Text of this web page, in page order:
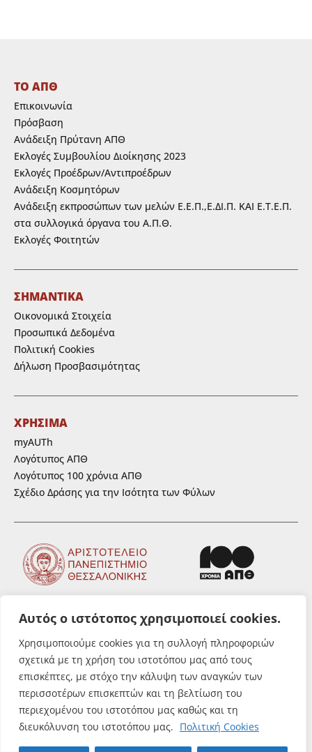
Αυτός ο ιστότοπος χρησιμοποιεί cookies.
Χρησιμοποιούμε cookies για τη συλλογή πληροφοριών
σχετικά με τη χρήση του ιστοτόπου μας από τους
επισκέπτες, με στόχο την κάλυψη των αναγκών των
περισσοτέρων επισκεπτών και τη βελτίωση του
περιεχομένου του ιστοτόπου μας καθώς και τη
διευκόλυνση του ιστοτόπου μας. Πολιτική Cookies
ΤΟ ΑΠΘ
Επικοινωνία
Πρόσβαση
Ανάδειξη Πρύτανη ΑΠΘ
Εκλογές Συμβουλίου Διοίκησης 2023
Εκλογές Προέδρων/Αντιπροέδρων
Ανάδειξη Κοσμητόρων
Ανάδειξη εκπροσώπων των μελών Ε.Ε.Π.,Ε.ΔΙ.Π. ΚΑΙ Ε.Τ.Ε.Π.
στα συλλογικά όργανα του Α.Π.Θ.
Εκλογές Φοιτητών
ΣΗΜΑΝΤΙΚΑ
Οικονομικά Στοιχεία
Προσωπικά Δεδομένα
Πολιτική Cookies
Δήλωση Προσβασιμότητας
ΧΡΗΣΙΜΑ
myAUTh
Λογότυπος ΑΠΘ
Λογότυπος 100 χρόνια ΑΠΘ
Σχέδιο Δράσης για την Ισότητα των Φύλων
© Αριστοτέλειο Πανεπιστήμιο